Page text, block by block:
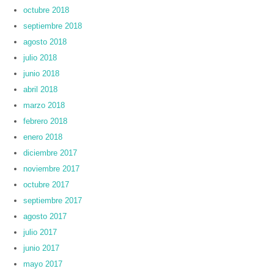
octubre 2018
septiembre 2018
agosto 2018
julio 2018
junio 2018
abril 2018
marzo 2018
febrero 2018
enero 2018
diciembre 2017
noviembre 2017
octubre 2017
septiembre 2017
agosto 2017
julio 2017
junio 2017
mayo 2017